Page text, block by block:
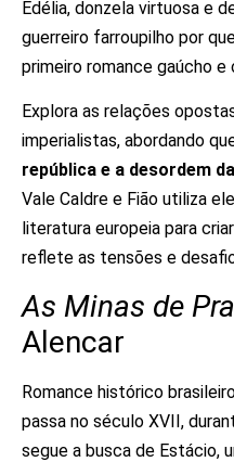
Edélia, donzela virtuosa e
guerreiro farroupilho por
primeiro romance gaúcho e
Explora as relações
imperialistas, abordando
república e a desordem
Vale Caldre e Fião utiliza
literatura europeia para
reflete as tensões e
As Minas de
Alencar
Romance histórico
passa no século XVII,
segue a busca de Estácio,